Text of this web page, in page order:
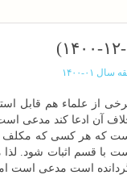
سال ۰۱-۱۴۰۰
از علماء هم قابل
ادعا کند مدعی است.
که هر کسی که مکلف
با قسم اثبات شود.
است مدعی است